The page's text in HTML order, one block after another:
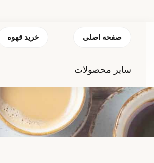
صفحه اصلی خرید قهوه
سایر محصولات